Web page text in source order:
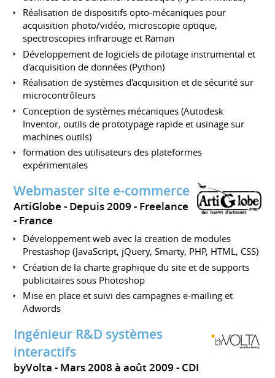
Réalisation de dispositifs opto-mécaniques pour
acquisition photo/vidéo, microscopie optique,
spectroscopies infrarouge et Raman
Développement de logiciels de pilotage instrumental et
d'acquisition de données (Python)
Réalisation de systèmes d'acquisition et de sécurité sur
microcontrôleurs
Conception de systèmes mécaniques (Autodesk
Inventor, outils de prototypage rapide et usinage sur
machines outils)
formation des utilisateurs des plateformes
expérimentales
Webmaster site e-commerce
ArtiGlobe Depuis 2009 Freelance
France
Développement web avec la creation de modules
Prestashop (JavaScript, jQuery, Smarty, PHP, HTML, CSS)
Création de la charte graphique du site et de supports
publicitaires sous Photoshop
Mise en place et suivi des campagnes e-mailing et
Adwords
Ingénieur R&D systèmes
interactifs
byVolta Mars 2008 à août 2009 CDI